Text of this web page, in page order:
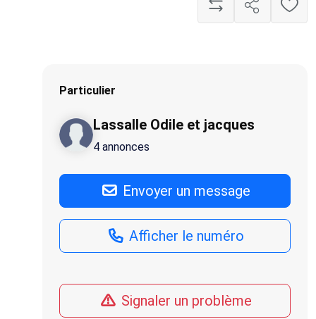
Particulier
Lassalle Odile et jacques
4 annonces
Envoyer un message
Afficher le numéro
Signaler un problème